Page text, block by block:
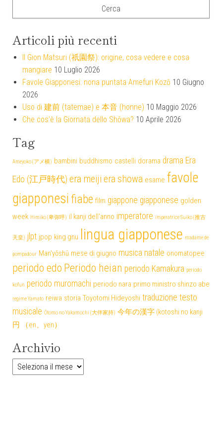
Articoli più recenti
Il Gion Matsuri (祇園祭): origine, cosa vedere e cosa
mangiare 10 Luglio 2026
Favole Giapponesi: nona puntata Amefuri Kozō 10 Giugno
2026
Uso di 建前 (tatemae) e 本音 (honne) 10 Maggio 2026
Che cos’è la Giornata dello Shōwa? 10 Aprile 2026
Tag
Ameyoko (アメ横) bambini buddhismo castelli dorama drama Era
Edo (江戸時代) era meiji era showa esame favole
giapponesi fiabe film giappone giapponese golden
week Himiko (卑弥呼) il kanji dell'anno imperatore imperatrice Suiko (推古
天皇) jlpt jpop king gnu lingua giapponese madame de
pompadour Man'yōshū mese di giugno musica natale onomatopee
periodo edo Periodo heian periodo Kamakura periodo
kofun periodo muromachi periodo nara primo ministro shinzo abe
regime Yamato reiwa storia Toyotomi Hideyoshi traduzione testo
musicale Ōtomo no Yakamochi (大伴家持) 今年の漢字 (kotoshi no kanji
円 （en、yen）
Archivio
Archivio